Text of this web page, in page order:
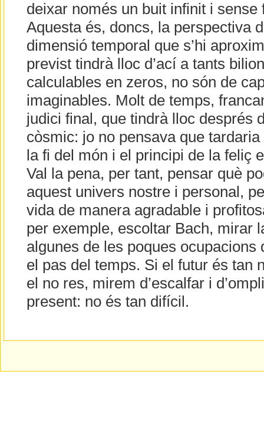
deixar només un buit infinit i sense
Aquesta és, doncs, la perspectiva
dimensió temporal que s’hi
previst tindrà lloc d’ací a tants
calculables en zeros, no són de
imaginables. Molt de temps,
judici final, que tindrà lloc després
còsmic: jo no pensava que
la fi del món i el principi de la feliç
Val la pena, per tant, pensar què
aquest univers nostre i personal,
vida de manera agradable i
per exemple, escoltar Bach, mirar
algunes de les poques ocupacions
el pas del temps. Si el futur és tan
el no res, mirem d’escalfar i
present: no és tan difícil.